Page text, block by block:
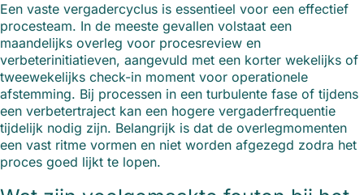
Een vaste vergadercyclus is essentieel voor een effectief
procesteam. In de meeste gevallen volstaat een
maandelijks overleg voor procesreview en
verbeterinitiatieven, aangevuld met een korter wekelijks of
tweewekelijks check-in moment voor operationele
afstemming. Bij processen in een turbulente fase of tijdens
een verbetertraject kan een hogere vergaderfrequentie
tijdelijk nodig zijn. Belangrijk is dat de overlegmomenten
een vast ritme vormen en niet worden afgezegd zodra het
proces goed lijkt te lopen.